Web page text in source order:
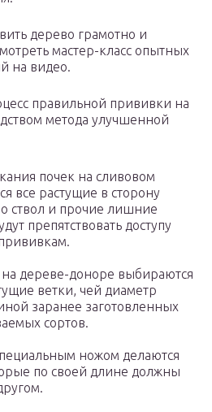
дерево грамотно и
мастер-класс опытных
на видео.
правильной прививки на
метода улучшенной
почек на сливовом
все растущие в сторону
ствол и прочие лишние
препятствовать доступу
дереве-доноре выбираются
ветки, чей диаметр
заранее заготовленных
сортов.
ножом делаются
по своей длине должны